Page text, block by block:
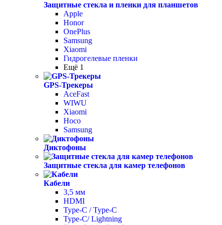
Защитные стекла и пленки для планшетов
Apple
Honor
OnePlus
Samsung
Xiaomi
Гидрогелевые пленки
Ещё 1
GPS-Трекеры
AceFast
WIWU
Xiaomi
Hoco
Samsung
Диктофоны
Защитные стекла для камер телефонов
Кабели
3,5 мм
HDMI
Type-C / Type-C
Type-C/ Lightning